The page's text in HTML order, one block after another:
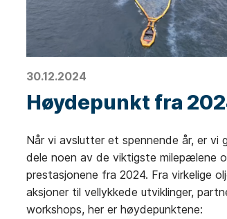
30.12.2024
Høydepunkt fra
Når vi avslutter et spennende år, er vi
dele noen av de viktigste milepælene
prestasjonene fra 2024. Fra virkelige
aksjoner til vellykkede utviklinger,
workshops, her er høydepunktene: